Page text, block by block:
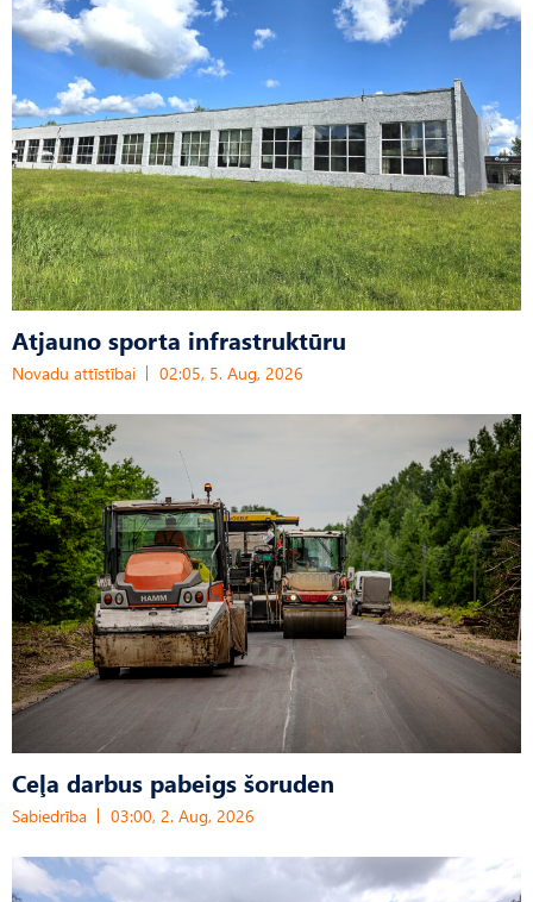
Atjauno sporta infrastruktūru
Novadu attīstībai 02:05, 5. Aug, 2026
Ceļa darbus pabeigs šoruden
Sabiedrība 03:00, 2. Aug, 2026